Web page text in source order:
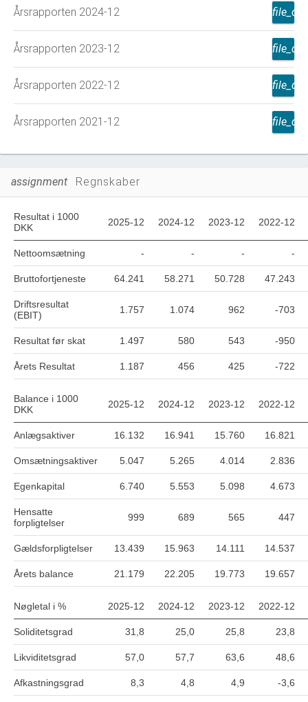
Årsrapporten 2024-12
Årsrapporten 2023-12
Årsrapporten 2022-12
Årsrapporten 2021-12
assignment Regnskaber
Resultat i 1000
DKK
2025-12 2024-12 2023-12 2022-12
Nettoomsætning - - - -
Bruttofortjeneste 64.241 58.271 50.728 47.243
Driftsresultat
(EBIT)
1.757 1.074 962 -703
Resultat før skat 1.497 580 543 -950
Årets Resultat 1.187 456 425 -722
Balance i 1000
DKK
2025-12 2024-12 2023-12 2022-12
Anlægsaktiver 16.132 16.941 15.760 16.821
Omsætningsaktiver 5.047 5.265 4.014 2.836
Egenkapital 6.740 5.553 5.098 4.673
Hensatte
forpligtelser
999 689 565 447
Gældsforpligtelser 13.439 15.963 14.111 14.537
Årets balance 21.179 22.205 19.773 19.657
Nøgletal i % 2025-12 2024-12 2023-12 2022-12
Soliditetsgrad 31,8 25,0 25,8 23,8
Likviditetsgrad 57,0 57,7 63,6 48,6
Afkastningsgrad 8,3 4,8 4,9 -3,6